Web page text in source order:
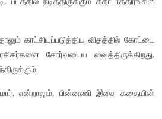
காட்சியப்படுத்திய விதத்தில் கோட்டை
ரசிகர்களை சோர்வடைய வைத்திருக்கிறது.
என்றாலும், பின்னணி இசை கதையின்